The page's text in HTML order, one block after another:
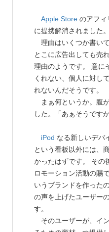
Apple Store のアフィ
に提携解消されました。
理由はいくつか書い
とこに広告出しても売
理由のようです。 意に
くれない、個人に対し
れないんだそうです。
まぁ何というか。腹
した。「あぁそうです
iPod なる新しいデバ
という看板以外には、
かったはずです。 その
ロモーション活動の賜
いうブランドを作った
の声を上げたユーザー
す。
そのユーザーが、イ